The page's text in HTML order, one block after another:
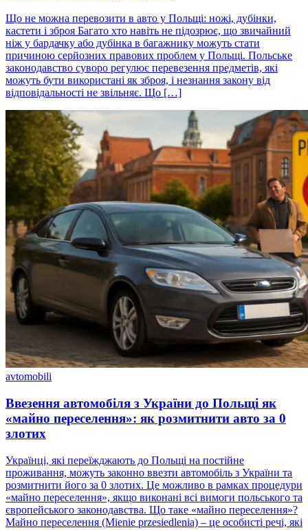
Що не можна перевозити в авто у Польщі: ножі, дубінки,
кастети і зброя Багато хто навіть не підозрює, що звичайний
ніж у бардачку або дубінка в багажнику можуть стати
причиною серйозних правових проблем у Польщі. Польське
законодавство суворо регулює перевезення предметів, які
можуть бути використані як зброя, і незнання закону від
відповідальності не звільняє. Що […]
avtomobili
Ввезення автомобіля з України до Польщі як
«майно переселення»: як розмитнити авто за 0
злотих
Українці, які переїжджають до Польщі на постійне
проживання, можуть законно ввезти автомобіль з України та
розмитнити його за 0 злотих. Це можливо в рамках процедури
«майно переселення», якщо виконані всі вимоги польського та
європейського законодавства. Що таке «майно переселення»?
Майно переселення (Mienie przesiedlenia) – це особисті речі, які